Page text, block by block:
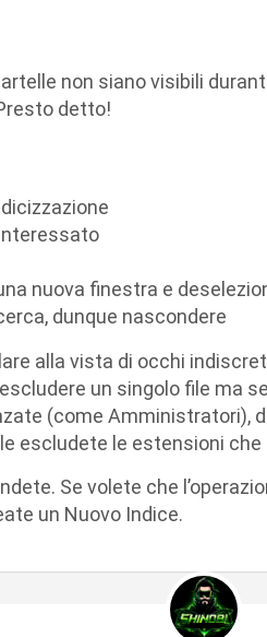
non siano visibili
detto!
nuova finestra e
dunque nascondere
alla vista di occhi
un singolo file ma
(come Amministratori),
escludete le estensioni
Se volete che
un Nuovo Indice.